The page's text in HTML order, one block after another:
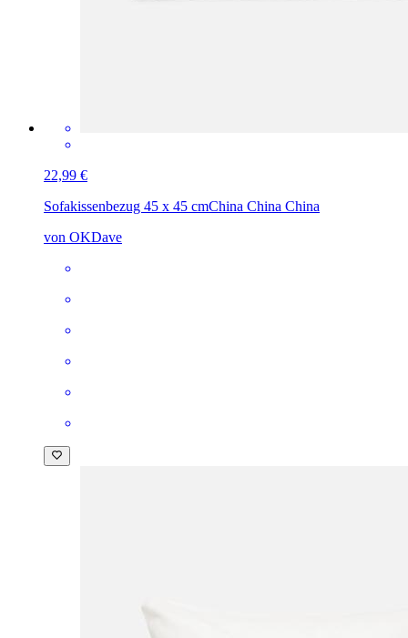
22,99 €
Sofakissenbezug 45 x 45 cmChina China China
von OKDave